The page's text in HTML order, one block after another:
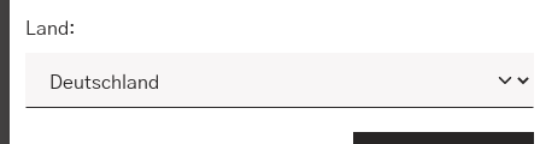
Land: